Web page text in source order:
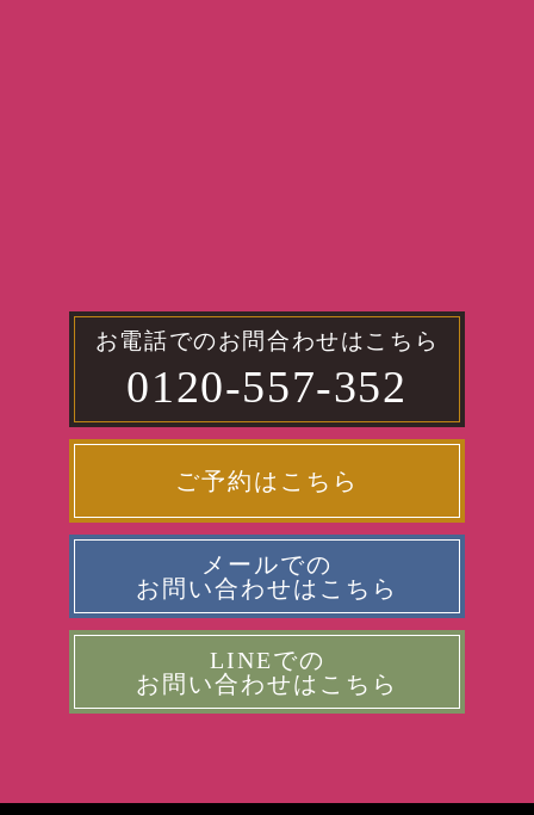
お電話でのお問合わせはこちら
0120-557-352
ご予約はこちら
メールでの
お問い合わせはこちら
LINEでの
お問い合わせはこちら